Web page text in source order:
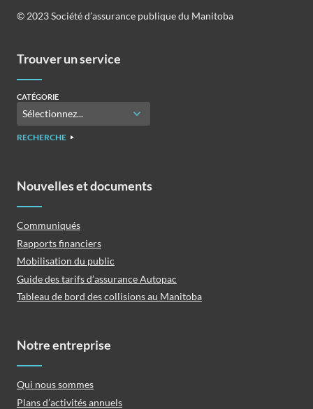
©️️ 2023 Société d’assurance publique du Manitoba
Trouver un service
CATÉGORIE
RECHERCHE
Nouvelles et documents
Communiqués
Rapports financiers
Mobilisation du public
Guide des tarifs d’assurance Autopac
Tableau de bord des collisions au Manitoba
Notre entreprise
Qui nous sommes
Plans d’activités annuels